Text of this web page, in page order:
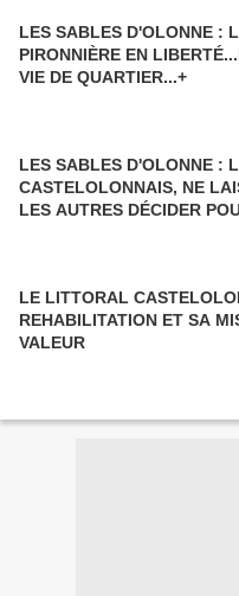
LES SABLES D'OLONNE :
PIRONNIÈRE EN
VIE DE QUARTIER...+
LES SABLES D'OLONNE :
CASTELOLONNAIS, NE
LES AUTRES DÉCIDER
LE LITTORAL
REHABILITATION ET SA
VALEUR